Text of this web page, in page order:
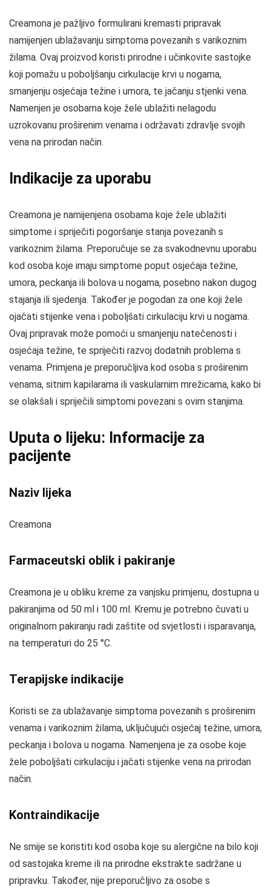
Creamona je pažljivo formulirani kremasti pripravak
namijenjen ublažavanju simptoma povezanih s varikoznim
žilama. Ovaj proizvod koristi prirodne i učinkovite sastojke
koji pomažu u poboljšanju cirkulacije krvi u nogama,
smanjenju osjećaja težine i umora, te jačanju stjenki vena.
Namenjen je osobama koje žele ublažiti nelagodu
uzrokovanu proširenim venama i održavati zdravlje svojih
vena na prirodan način.
Indikacije za uporabu
Creamona je namijenjena osobama koje žele ublažiti
simptome i spriječiti pogoršanje stanja povezanih s
varikoznim žilama. Preporučuje se za svakodnevnu uporabu
kod osoba koje imaju simptome poput osjećaja težine,
umora, peckanja ili bolova u nogama, posebno nakon dugog
stajanja ili sjedenja. Također je pogodan za one koji žele
ojačati stijenke vena i poboljšati cirkulaciju krvi u nogama.
Ovaj pripravak može pomoći u smanjenju natečenosti i
osjećaja težine, te spriječiti razvoj dodatnih problema s
venama. Primjena je preporučljiva kod osoba s proširenim
venama, sitnim kapilarama ili vaskularnim mrežicama, kako bi
se olakšali i spriječili simptomi povezani s ovim stanjima.
Uputa o lijeku: Informacije za
pacijente
Naziv lijeka
Creamona
Farmaceutski oblik i pakiranje
Creamona je u obliku kreme za vanjsku primjenu, dostupna u
pakiranjima od 50 ml i 100 ml. Kremu je potrebno čuvati u
originalnom pakiranju radi zaštite od svjetlosti i isparavanja,
na temperaturi do 25 °C.
Terapijske indikacije
Koristi se za ublažavanje simptoma povezanih s proširenim
venama i varikoznim žilama, uključujući osjećaj težine, umora,
peckanja i bolova u nogama. Namenjena je za osobe koje
žele poboljšati cirkulaciju i jačati stijenke vena na prirodan
način.
Kontraindikacije
Ne smije se koristiti kod osoba koje su alergične na bilo koji
od sastojaka kreme ili na prirodne ekstrakte sadržane u
pripravku. Također, nije preporučljivo za osobe s